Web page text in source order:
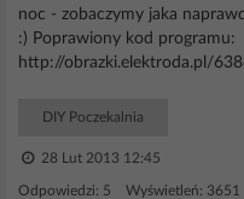
noc - zobaczymy jaka
:) Poprawiony kod programu:
http://obrazki.elektroda.pl/
DIY Poczekalnia
28 Lut 2013 12:45
Odpowiedzi: 5 Wyświetleń: 3651